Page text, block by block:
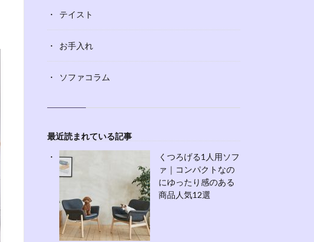
テイスト
お手入れ
ソファコラム
最近読まれている記事
くつろげる1人用ソフ
ァ｜コンパクトなの
にゆったり感のある
商品人気12選